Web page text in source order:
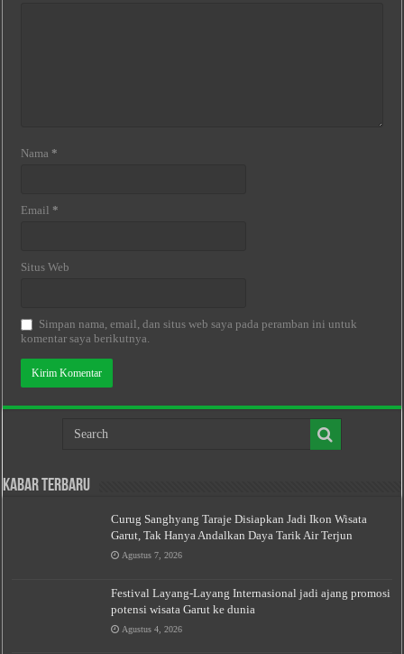
Nama *
Email *
Situs Web
Simpan nama, email, dan situs web saya pada peramban ini untuk
komentar saya berikutnya.
Kabar Terbaru
Curug Sanghyang Taraje Disiapkan Jadi Ikon Wisata
Garut, Tak Hanya Andalkan Daya Tarik Air Terjun
Agustus 7, 2026
Festival Layang-Layang Internasional jadi ajang promosi
potensi wisata Garut ke dunia
Agustus 4, 2026